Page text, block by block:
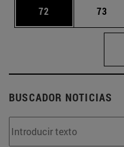
Página
72 Página
73
BUSCADOR NOTICIAS